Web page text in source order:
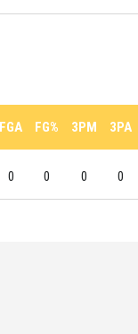
FGA FG% 3PM 3PA
0 0 0 0